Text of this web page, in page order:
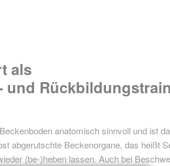
als
und
anatomisch sinnvoll und ist
abgerutschte Beckenorgane, das heißt
(be-)heben lassen. Auch bei